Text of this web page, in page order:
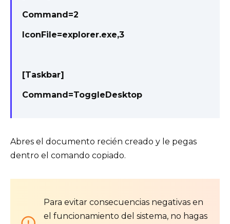
Command=2
IconFile=explorer.exe,3
[Taskbar]
Command=ToggleDesktop
Abres el documento recién creado y le pegas
dentro el comando copiado.
Para evitar consecuencias negativas en
el funcionamiento del sistema, no hagas